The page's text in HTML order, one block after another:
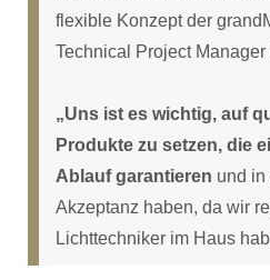
flexible Konzept der
Technical Project Manager
„Uns ist es wichtig, auf
Produkte zu setzen, die
Ablauf garantieren und in
Akzeptanz haben, da wir
Lichttechniker im Haus